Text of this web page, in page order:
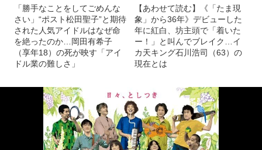
「勝手なことをしてごめんな
さい」“ポスト松田聖子”と期待
された人気アイドルはなぜ命
を絶ったのか…岡田有希子
（享年18）の死が映す「アイ
ドル業の難しさ」
【あわせて読む】《「たま現
象」から36年》デビューした
年に紅白、坊主頭で「着いた
ー！」と叫んでブレイク…イ
カ天キング石川浩司（63）の
現在とは